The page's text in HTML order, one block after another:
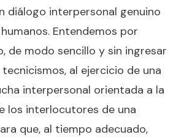
diálogo interpersonal genuino
Entendemos por
de modo sencillo y sin ingresar
al ejercicio de una
interpersonal orientada a la
los interlocutores de una
que, al tiempo adecuado,